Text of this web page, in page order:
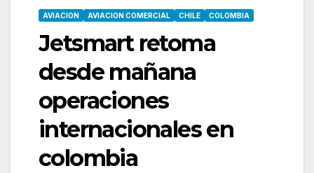
AVIACION AVIACION COMERCIAL CHILE COLOMBIA
Jetsmart retoma
desde mañana
operaciones
internacionales en
colombia